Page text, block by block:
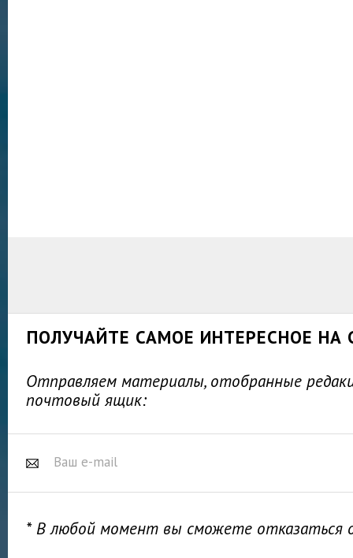
ПОЛУЧАЙТЕ САМОЕ ИНТЕРЕСНОЕ НА
Отправляем материалы, отобранные
почтовый ящик:
* В любой момент вы сможете отказаться